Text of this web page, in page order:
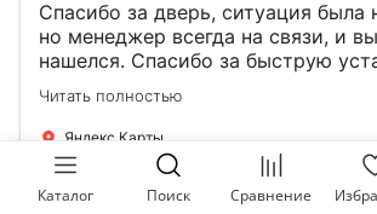
Спасибо за дверь, ситуация была
но менеджер всегда на связи, и
нашелся. Спасибо за быструю
Роману, один и привёз, и
что дверь нам долго послужит
Читать полностью
Яндекс Карты
Каталог Поиск Сравнение